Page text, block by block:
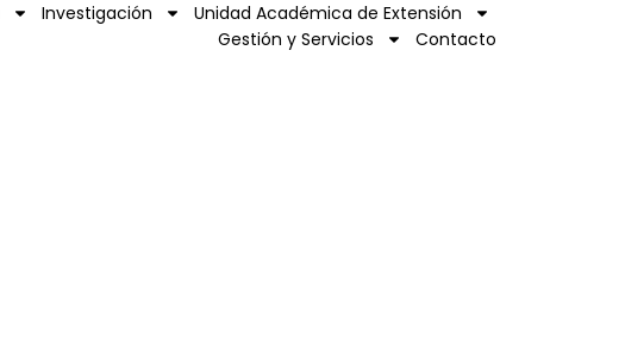
Investigación
Unidad Académica de Extensión
Gestión y Servicios
Contacto